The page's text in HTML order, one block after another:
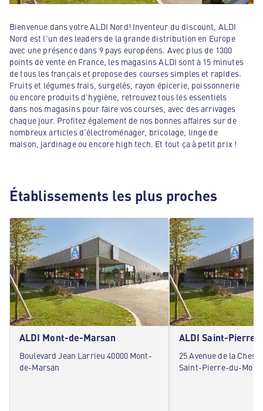
Bienvenue dans votre ALDI Nord! Inventeur du discount, ALDI
Nord est l'un des leaders de la grande distribution en Europe
avec une présence dans 9 pays européens. Avec plus de 1300
points de vente en France, les magasins ALDI sont à 15 minutes
de tous les français et propose des courses simples et rapides.
Fruits et légumes frais, surgelés, rayon épicerie, poissonnerie
ou encore produits d'hygiène, retrouvez tous les essentiels
dans nos magasins pour faire vos courses, avec des arrivages
chaque jour. Profitez également de nos bonnes affaires sur de
nombreux articles d'électroménager, bricolage, linge de
maison, jardinage ou encore high tech. Et tout ça à petit prix !
Établissements les plus proches
ALDI Mont-de-Marsan
Boulevard Jean Larrieu 40000 Mont-
de-Marsan
ALDI Saint-Pierre-
25 Avenue de la
Saint-Pierre-du-Mont